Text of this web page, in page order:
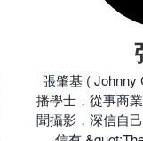
張肇基 ( Johnny
播學士，從事商
聞攝影，深信自